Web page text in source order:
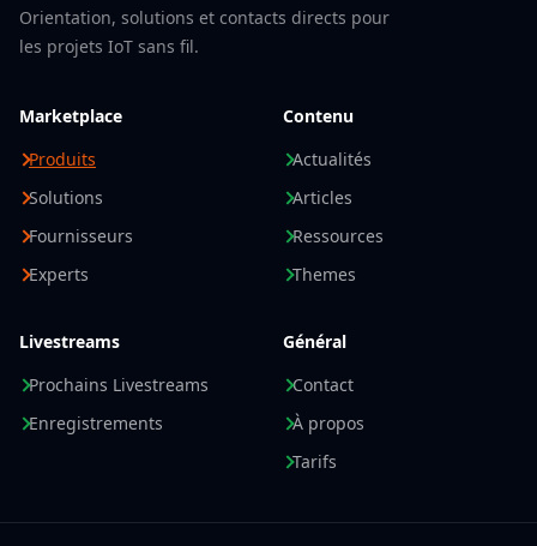
Orientation, solutions et contacts directs pour
les projets IoT sans fil.
Marketplace
Produits
Solutions
Fournisseurs
Experts
Contenu
Actualités
Articles
Ressources
Themes
Livestreams
Prochains Livestreams
Enregistrements
Général
Contact
À propos
Tarifs